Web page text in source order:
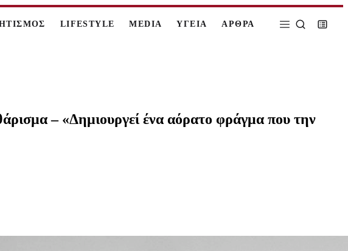
LIFESTYLE MEDIA ΥΓΕΙΑ ΑΡΘΡΑ
– «Δημιουργεί ένα αόρατο φράγμα που την